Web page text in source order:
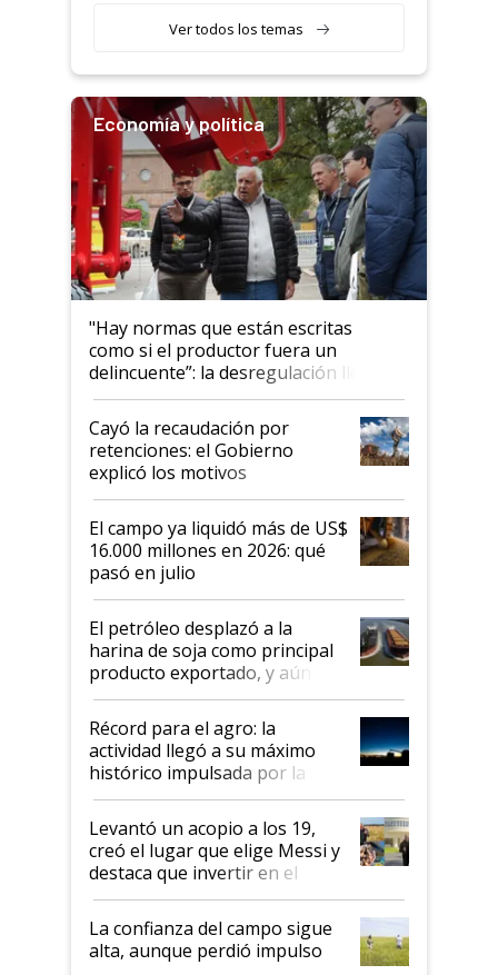
Ver todos los temas
Economía y política
"Hay normas que están escritas
como si el productor fuera un
delincuente”: la desregulación llegó
al Congreso Aapresid y hasta se
habló del financiamiento al IPCVA
Cayó la recaudación por
retenciones: el Gobierno
explicó los motivos
El campo ya liquidó más de US$
16.000 millones en 2026: qué
pasó en julio
El petróleo desplazó a la
harina de soja como principal
producto exportado, y aún así
el agro aportó casi seis de cada
diez dólares y sostuvo el
liderazgo en un semestre
récord
Récord para el agro: la
actividad llegó a su máximo
histórico impulsada por la
cosecha y las exportaciones
Levantó un acopio a los 19,
creó el lugar que elige Messi y
destaca que invertir en el
kirchnerismo era como "darle
plata a un hijo para droga":
Juan Félix Rossetti, el libertario
que de una dura crisis salió
La confianza del campo sigue
alta, aunque perdió impulso